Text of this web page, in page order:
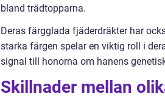
bland trädtopparna.
Deras färgglada fjäderdräkter har
starka färgen spelar en viktig roll i
signal till honorna om hanens
Skillnader mellan